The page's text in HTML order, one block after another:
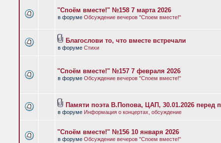
"Споём вместе!" №158 7 марта 2026
в форуме Обсуждение вечеров "Споем вместе!"
Благослови то, что вместе встречали
в форуме Стихи
"Споём вместе!" №157 7 февраля 2026
в форуме Обсуждение вечеров "Споем вместе!"
Памяти поэта В.Попова, ЦАП, 30.01.2026 перед
в форуме Информация о концертах, обсуждение
"Споём вместе!" №156 10 января 2026
в форуме Обсуждение вечеров "Споем вместе!"